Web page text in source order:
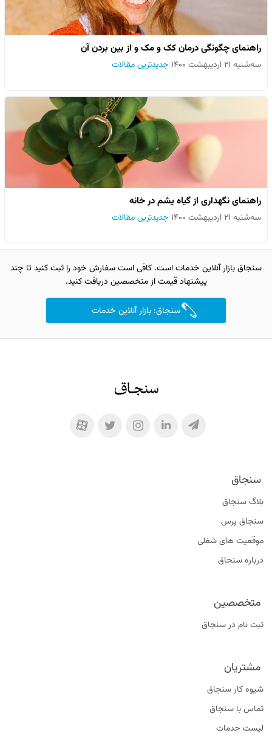
راهنمای چگونگی درمان کک و مک و از بین بردن آن
سه‌شنبه ۲۱ اردیبهشت ۱۴۰۰ جدیدترین مقالات
راهنمای نگهداری از گیاه یشم در خانه
سه‌شنبه ۲۱ اردیبهشت ۱۴۰۰ جدیدترین مقالات
سنجاق بازار آنلاین خدمات است. کافی است سفارش خود را ثبت کنید تا چند
پیشنهاد قیمت از متخصصین دریافت کنید.
سنجاق: بازار آنلاین خدمات
سنجاق
بلاگ سنجاق
سنجاق پرس
موقعیت‌ های شغلی
درباره سنجاق
متخصصین
ثبت نام در سنجاق
مشتریان
شیوه کار سنجاق
تماس با سنجاق
لیست خدمات